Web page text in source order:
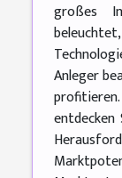
großes
Anleger
entdecken